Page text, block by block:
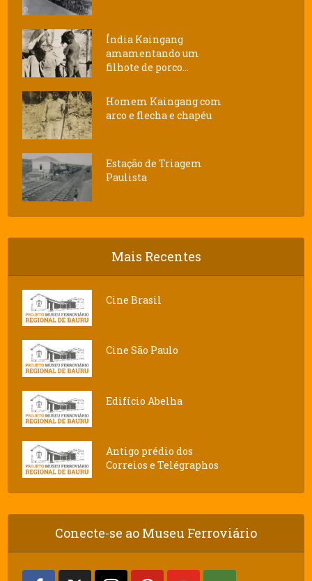
Índia Kaingang
amamentando um
filhote de porco...
Homem Kaingang com
arco e flecha e chapéu
Estação de Triagem
Paulista
Mais Recentes
Cine Brasil
Cine São Paulo
Edifício Abelha
Antigo prédio dos
Correios e Telégraphos
Conecte-se ao Museu Ferroviário